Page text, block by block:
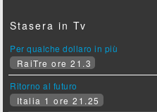
Stasera in Tv
Per qualche dollaro in più
RaiTre ore 21.3
Ritorno al futuro
Italia 1 ore 21.25